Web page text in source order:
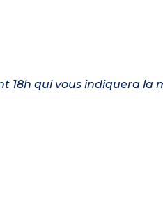
18h qui vous indiquera la